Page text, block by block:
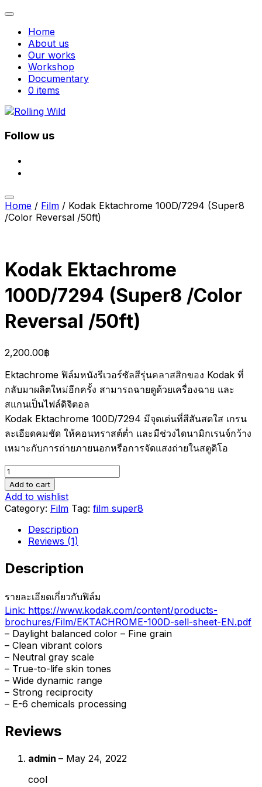
Toggle
navigationHome
About us
Our works
Workshop
Documentary
0 items
Skip
content
Follow us
Toggle
sidebar
&
Home / Film / Kodak Ektachrome 100D/7294 (Super8
/Color Reversal /50ft)
Kodak Ektachrome
100D/7294 (Super8 /Color
Reversal /50ft)
2,200.00฿
Ektachrome ฟิล์มหนังรีเวอร์ซัลสีรุ่นคลาสสิกของ Kodak ที่
กลับมาผลิตใหม่อีกครั้ง สามารถฉายดูด้วยเครื่องฉาย และ
สแกนเป็นไฟล์ดิจิตอล
Kodak Ektachrome 100D/7294 มีจุดเด่นที่สีสันสดใส เกรน
ละเอียดคมชัด ให้คอนทราสต์ต่ำ และมีช่วงไดนามิกเรนจ์กว้าง
เหมาะกับการถ่ายภายนอกหรือการจัดแสงถ่ายในสตูดิโอ
Kodak
Ektachrome
100D/7294
(Super8
/Color
Reversal
/50ft)
Add to cart
Add to wishlist
Category: Film Tag: film super8
Description
Reviews (1)
Description
รายละเอียดเกี่ยวกับฟิล์ม
Link: https://www.kodak.com/content/products-
brochures/Film/EKTACHROME-100D-sell-sheet-EN.pdf
– Daylight balanced color – Fine grain
– Clean vibrant colors
– Neutral gray scale
– True-to-life skin tones
– Wide dynamic range
– Strong reciprocity
– E-6 chemicals processing
Reviews
admin – May 24, 2022
cool